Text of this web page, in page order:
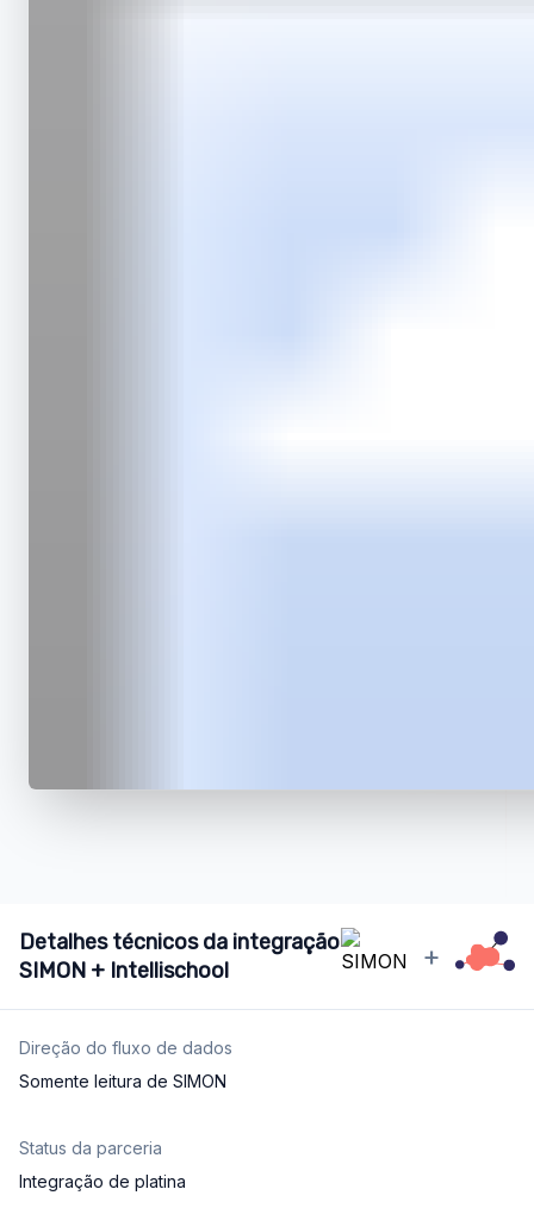
Detalhes técnicos da integração
SIMON + Intellischool
+
Direção do fluxo de dados
Somente leitura de SIMON
Status da parceria
Integração de platina